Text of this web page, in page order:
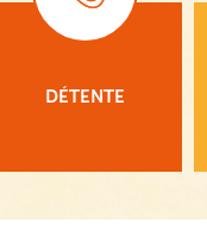
DÉTENTE